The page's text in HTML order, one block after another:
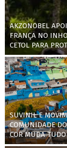
AKZONOBEL
FRANÇA NO
CETOL PARA
SUVINIL E
COMUNIDADE
COR MUDA TUDO